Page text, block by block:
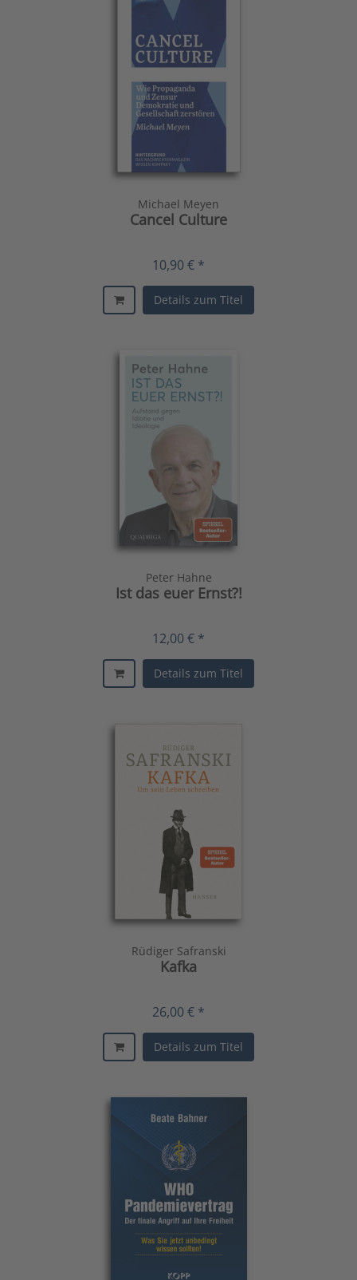
Michael Meyen
Cancel Culture
10,90 € *
Details zum Titel
Peter Hahne
Ist das euer Ernst?!
12,00 € *
Details zum Titel
Rüdiger Safranski
Kafka
26,00 € *
Details zum Titel